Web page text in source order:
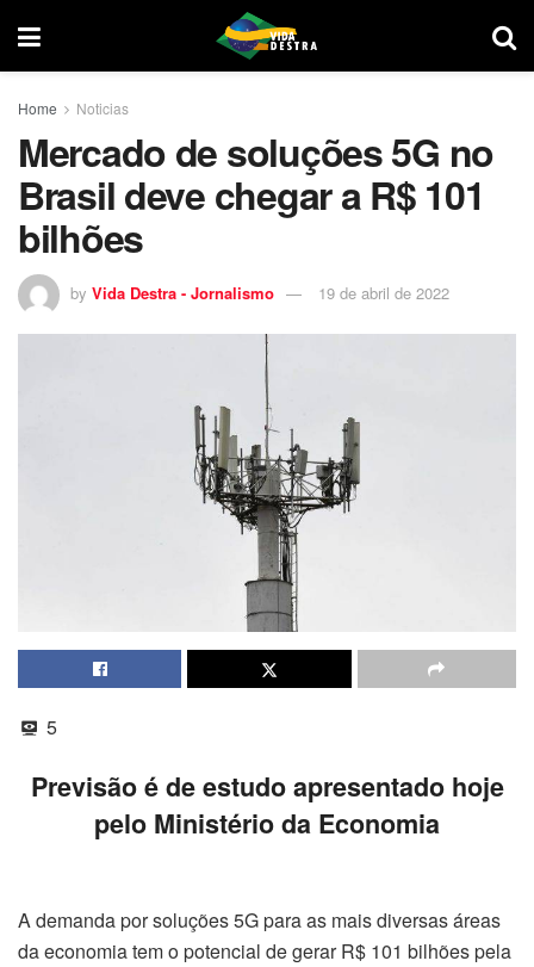
Home Noticias
Mercado de soluções 5G no
Brasil deve chegar a R$ 101
bilhões
by Vida Destra - Jornalismo 19 de abril de 2022
5
Previsão é de estudo apresentado hoje
pelo Ministério da Economia
A demanda por soluções 5G para as mais diversas áreas
da economia tem o potencial de gerar R$ 101 bilhões pela